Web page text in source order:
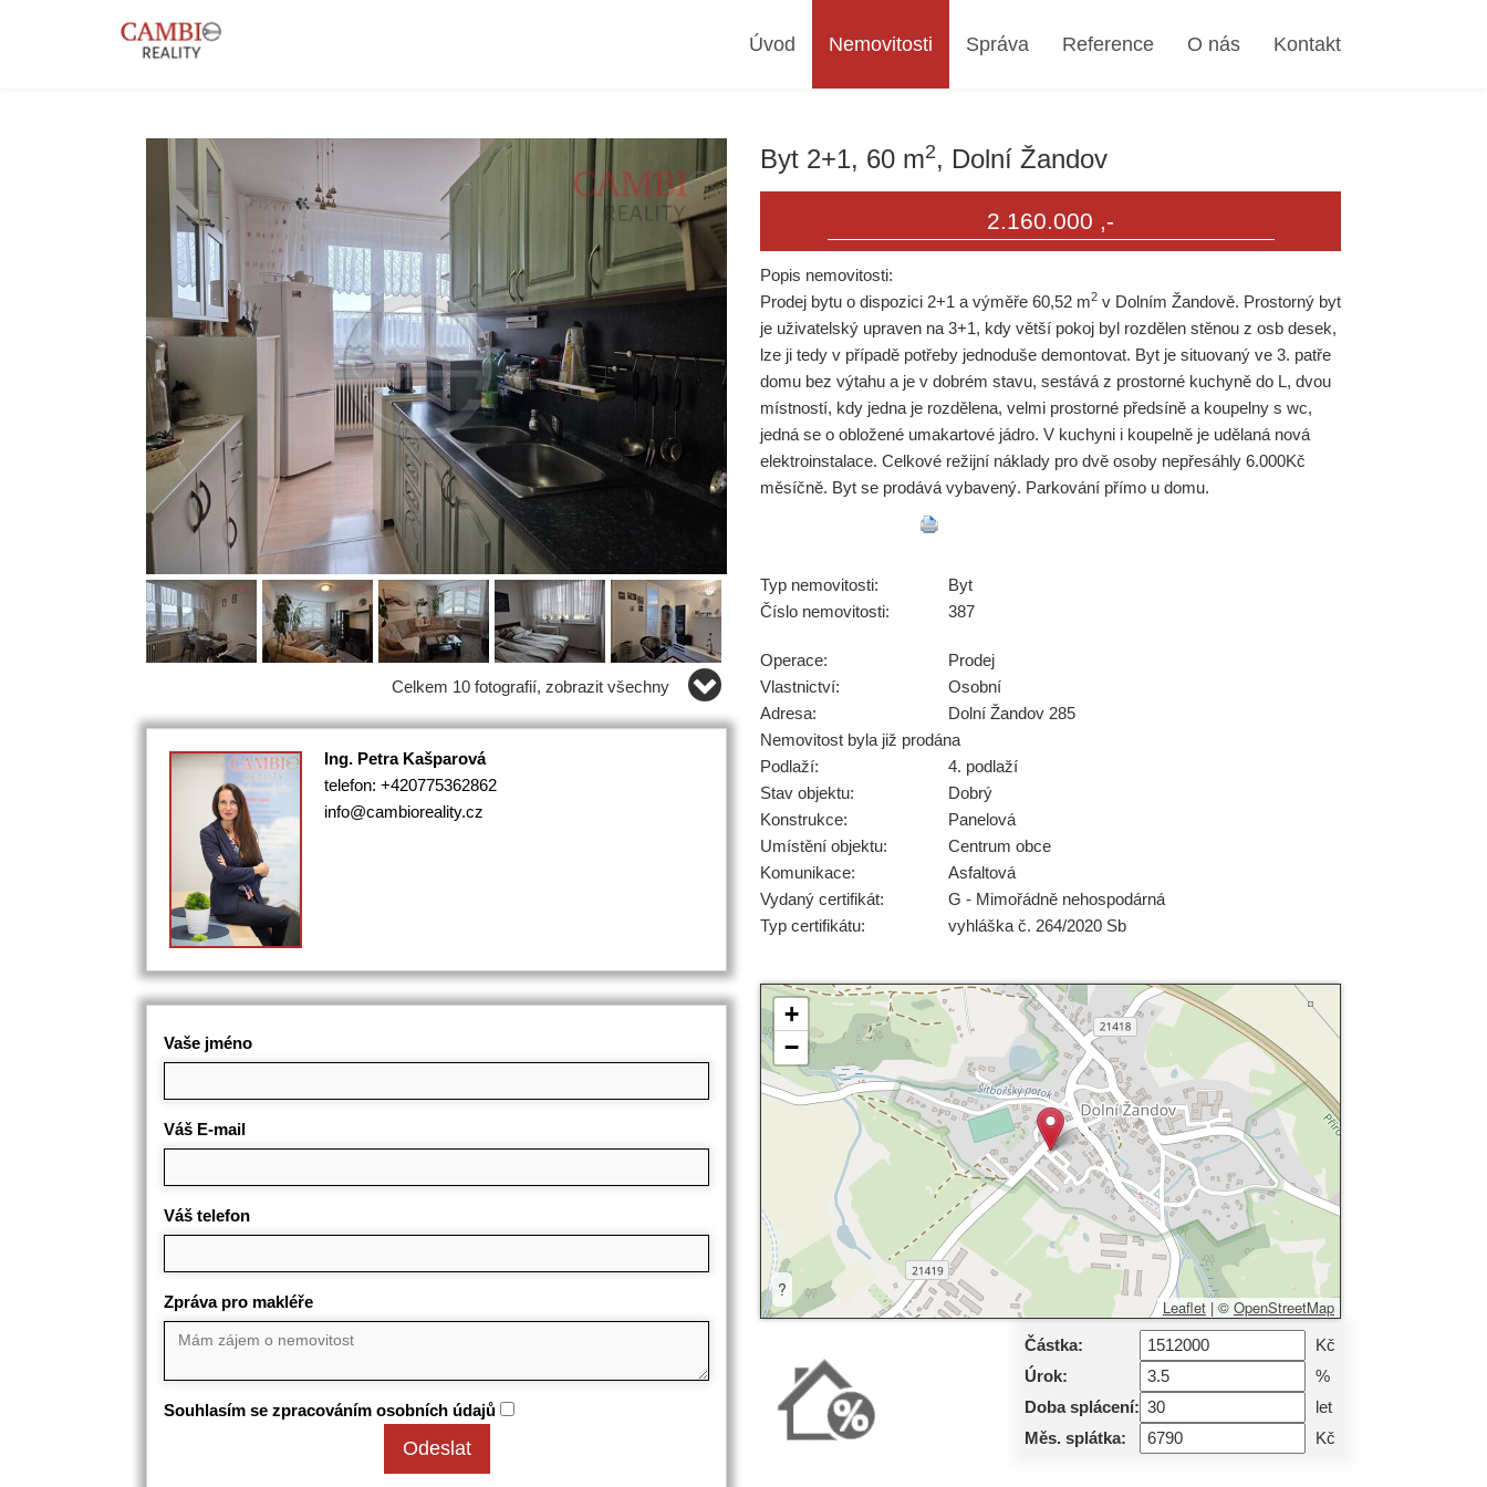
Úvod Nemovitosti Správa Reference O nás Kontakt
Celkem 10 fotografií, zobrazit všechny
Ing. Petra Kašparová
telefon: +420775362862
info@cambioreality.cz
Vaše jméno
Váš E-mail
Váš telefon
Zpráva pro makléře
Souhlasím se zpracováním osobních údajů
Byt 2+1, 60 m2, Dolní Žandov
2.160.000 ,-
Popis nemovitosti:
Prodej bytu o dispozici 2+1 a výměře 60,52 m2 v Dolním Žandově. Prostorný byt
je uživatelský upraven na 3+1, kdy větší pokoj byl rozdělen stěnou z osb desek,
lze ji tedy v případě potřeby jednoduše demontovat. Byt je situovaný ve 3. patře
domu bez výtahu a je v dobrém stavu, sestává z prostorné kuchyně do L, dvou
místností, kdy jedna je rozdělena, velmi prostorné předsíně a koupelny s wc,
jedná se o obložené umakartové jádro. V kuchyni i koupelně je udělaná nová
elektroinstalace. Celkové režijní náklady pro dvě osoby nepřesáhly 6.000Kč
měsíčně. Byt se prodává vybavený. Parkování přímo u domu.
Typ nemovitosti:
Byt
Číslo nemovitosti:
387
Operace:
Prodej
Vlastnictví:
Osobní
Adresa:
Dolní Žandov 285
Nemovitost byla již prodána
Podlaží:
4. podlaží
Stav objektu:
Dobrý
Konstrukce:
Panelová
Umístění objektu:
Centrum obce
Komunikace:
Asfaltová
Vydaný certifikát:
G - Mimořádně nehospodárná
Typ certifikátu:
vyhláška č. 264/2020 Sb
+
−
?
Leaflet | © OpenStreetMap
Částka:
Kč
Úrok:
%
Doba splácení:
let
Měs. splátka:
Kč